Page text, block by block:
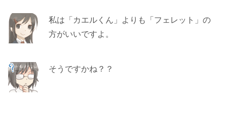
私は「カエルくん」よりも「フェレット」の
方がいいですよ。
そうですかね？？